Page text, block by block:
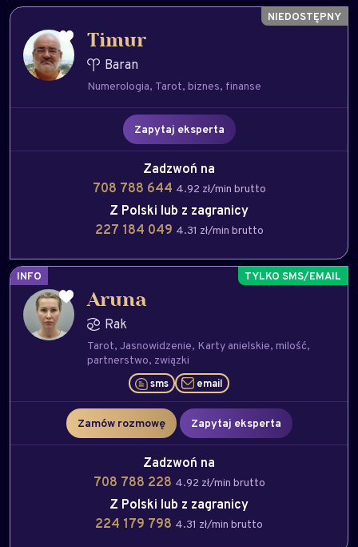
Timur
Baran
Numerologia Tarot biznes finanse
Zapytaj eksperta
Zadzwoń na
708 788 644 4.92 zł/min brutto
Z Polski lub z zagranicy
227 184 049 4.31 zł/min brutto
INFO
Aruna
Rak
Tarot Jasnowidzenie Karty anielskie milość
partnerstwo związki
sms email
Zamów rozmowę Zapytaj eksperta
Zadzwoń na
708 788 228 4.92 zł/min brutto
Z Polski lub z zagranicy
224 179 798 4.31 zł/min brutto